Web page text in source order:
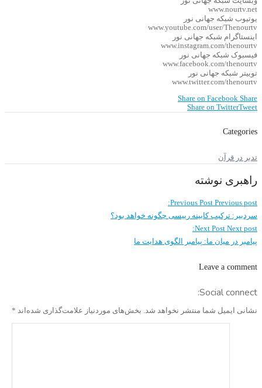
www.nourtv.net
یوتیوب شبکه جهانی نور
www.youtube.com/user/Thenourtv
اینستاگرام شبکه جهانی نور
www.instagram.com/thenourtv
فیسبوک شبکه جهانی نور
www.facebook.com/thenourtv
توییتر شبکه جهانی نور
www.twitter.com/thenourtv
Share on Facebook Share
Share on TwitterTweet
Categories
تدبر در قرآن
راهبری نوشته
Previous Post Previous post:
سردبیر: ترکیب کابینه رییسی چگونه خواهد بود؟
Next Post Next post:
پیامبر در میان ما: پیامبر الگوی هدایت ما
Leave a comment
Social connect:
نشانی ایمیل شما منتشر نخواهد شد. بخش‌های موردنیاز علامت‌گذاری شده‌اند *